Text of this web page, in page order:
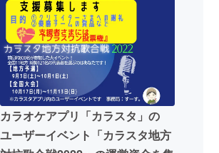
アート・写真
テクノロジー・ガジェット
映像・映画
ビジネス・起業
カラオケアプリ「カラスタ」の
ユーザーイベント「カラスタ地方